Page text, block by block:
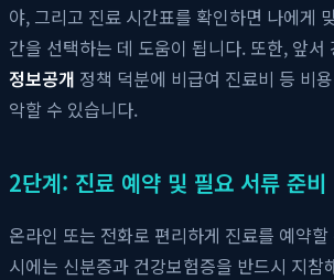
야, 그리고 진료 시간표를 확인하면 나에게
간을 선택하는 데 도움이 됩니다. 또한, 앞서
정보공개 정책 덕분에 비급여 진료비 등 비
악할 수 있습니다.
2단계: 진료 예약 및 필요 서류 준비
온라인 또는 전화로 편리하게 진료를 예약
시에는 신분증과 건강보험증을 반드시 지참